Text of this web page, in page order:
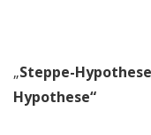
„Steppe-
Hypothese“